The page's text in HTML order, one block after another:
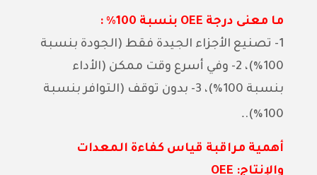
ما معنى درجة OEE بنسبة 100٪ :
1- تصنيع الأجزاء الجيدة فقط (الجودة بنسبة
100٪)، 2- وفي أسرع وقت ممكن (الأداء
بنسبة 100٪)، 3- بدون توقف (التوافر بنسبة
100٪).
.
أهمية مراقبة قياس كفاءة المعدات
والإنتاج: OEE